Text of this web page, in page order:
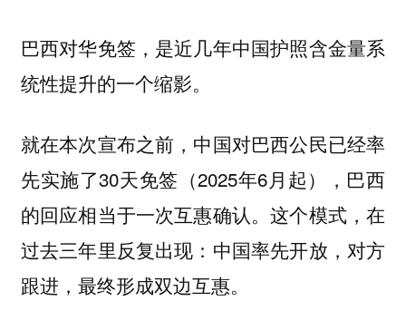
巴西对华免签，是近几年中国护照含金量系
统性提升的一个缩影。
就在本次宣布之前，中国对巴西公民已经率
先实施了30天免签（2025年6月起），巴西
的回应相当于一次互惠确认。这个模式，在
过去三年里反复出现：中国率先开放，对方
跟进，最终形成双边互惠。